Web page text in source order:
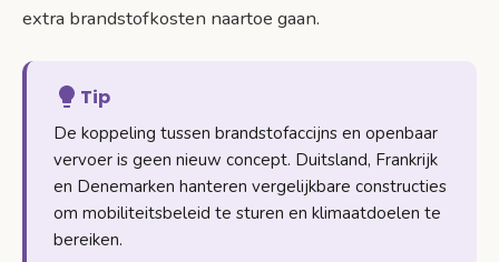
extra brandstofkosten naartoe gaan.
Tip
De koppeling tussen brandstofaccijns en openbaar
vervoer is geen nieuw concept. Duitsland, Frankrijk
en Denemarken hanteren vergelijkbare constructies
om mobiliteitsbeleid te sturen en klimaatdoelen te
bereiken.